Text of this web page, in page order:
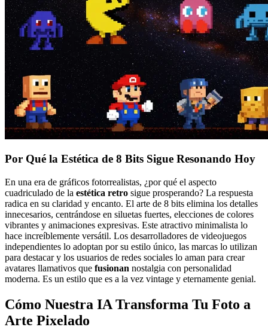
Por Qué la Estética de 8 Bits Sigue Resonando Hoy
En una era de gráficos fotorrealistas, ¿por qué el aspecto
cuadriculado de la estética retro sigue prosperando? La respuesta
radica en su claridad y encanto. El arte de 8 bits elimina los detalles
innecesarios, centrándose en siluetas fuertes, elecciones de colores
vibrantes y animaciones expresivas. Este atractivo minimalista lo
hace increíblemente versátil. Los desarrolladores de videojuegos
independientes lo adoptan por su estilo único, las marcas lo utilizan
para destacar y los usuarios de redes sociales lo aman para crear
avatares llamativos que fusionan nostalgia con personalidad
moderna. Es un estilo que es a la vez vintage y eternamente genial.
Cómo Nuestra IA Transforma Tu Foto a
Arte Pixelado